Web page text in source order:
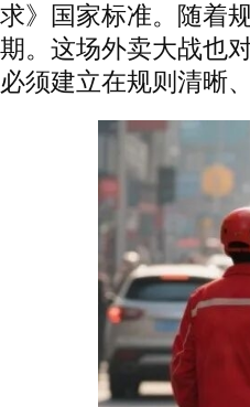
求》国家标准。随着
期。这场外卖大战也
必须建立在规则清晰